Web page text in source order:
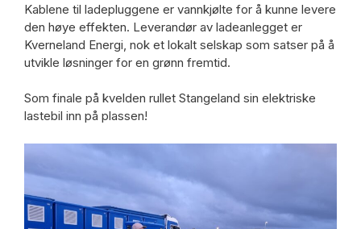
Kablene til ladepluggene er vannkjølte for å kunne levere
den høye effekten. Leverandør av ladeanlegget er
Kverneland Energi, nok et lokalt selskap som satser på å
utvikle løsninger for en grønn fremtid.
Som finale på kvelden rullet Stangeland sin elektriske
lastebil inn på plassen!